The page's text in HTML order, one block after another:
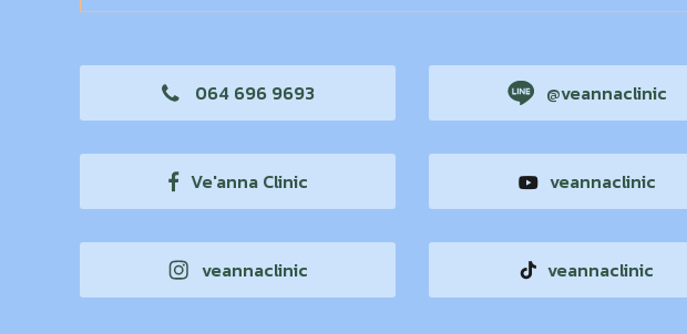
064 696 9693 @veannaclinic
Ve'anna Clinic veannaclinic
veannaclinic veannaclinic